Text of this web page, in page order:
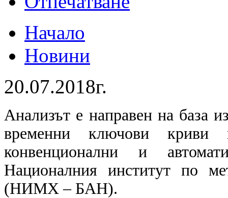
Начало
Новини
20.07.2018г.
Анализът е направен на база
временни ключови криви
конвенционални и
Националния институт по
(НИМХ – БАН).